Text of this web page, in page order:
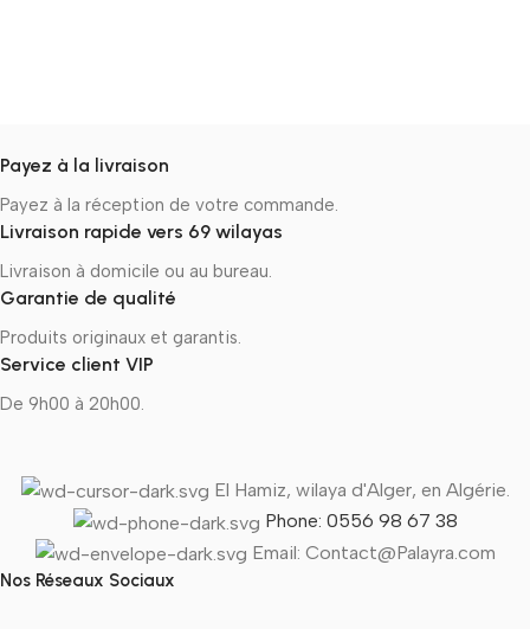
Payez à la livraison
Payez à la réception de votre commande.
Livraison rapide vers 69 wilayas
Livraison à domicile ou au bureau.
Garantie de qualité
Produits originaux et garantis.
Service client VIP
De 9h00 à 20h00.
El Hamiz, wilaya d'Alger, en Algérie.
Phone: 0556 98 67 38
Email: Contact@Palayra.com
Nos Réseaux Sociaux